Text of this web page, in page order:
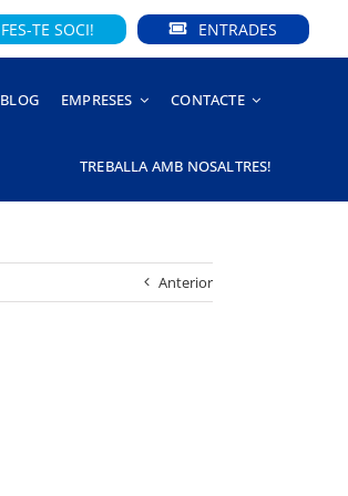
FES-TE SOCI! ENTRADES
BLOG EMPRESES CONTACTE
TREBALLA AMB NOSALTRES!
Anterior